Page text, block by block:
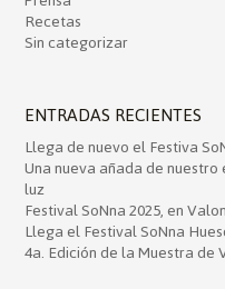
Recetas
Sin categorizar
ENTRADAS RECIENTES
Llega de nuevo el Festiva
Una nueva añada de
luz
Festival SoNna 2025, en
Llega el Festival SoNna
4a. Edición de la Muestra de